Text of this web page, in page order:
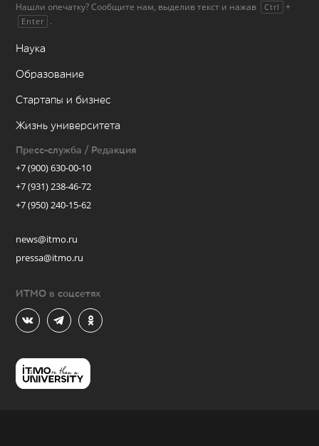
Нашли опечатку? Сообщите нам, выделив текст и нажав Ctrl +
Enter .
Наука
Образование
Стартапы и бизнес
Жизнь университета
Пресс-служба / Редакция
+7 (900) 630-00-10
+7 (931) 238-46-72
+7 (950) 240-15-62
news@itmo.ru
pressa@itmo.ru
ИТМО в соцсетях